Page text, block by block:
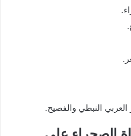
النبطي والفصيح.